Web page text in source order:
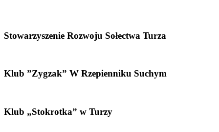
Stowarzyszenie Rozwoju Sołectwa Turza
Klub ”Zygzak” W Rzepienniku Suchym
Klub „Stokrotka” w Turzy